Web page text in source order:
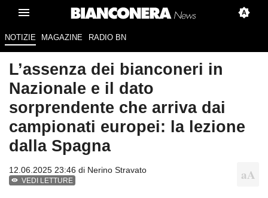
NOTIZIE MAGAZINE RADIO BN
L’assenza dei bianconeri in
Nazionale e il dato
sorprendente che arriva dai
campionati europei: la lezione
dalla Spagna
12.06.2025 23:46 di Nerino Stravato
VEDI LETTURE